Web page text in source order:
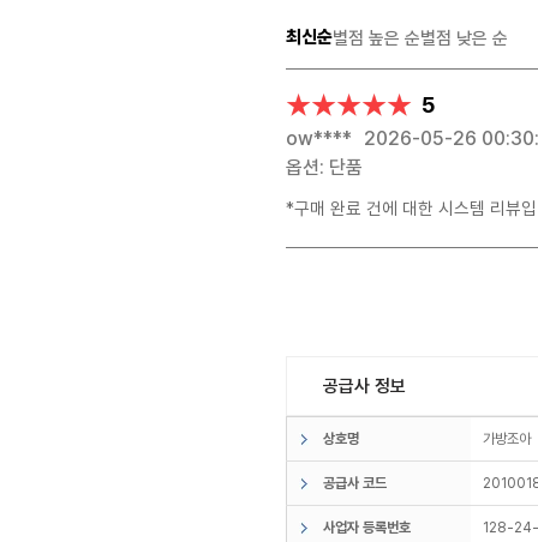
최신순별점 높은 순별점 낮은 순
★★★★★
★★★★★ 5
ow**** 2026-05-26
옵션: 단품
*구매 완료 건에 대한 시스템 리뷰
공급사 정보
상호명 가방조
공급사 코드
사업자 등록번호 128-